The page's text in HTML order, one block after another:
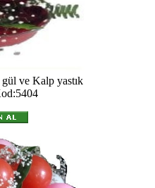
ve Kalp yastık